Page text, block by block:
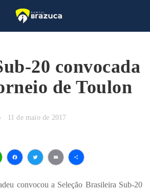
20 convocada
de Toulon
11 de maio de 2017
convocou a Seleção Brasileira Sub-20